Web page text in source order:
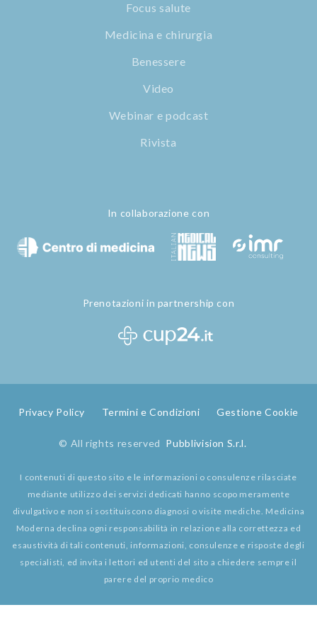
Focus salute
Medicina e chirurgia
Benessere
Video
Webinar e podcast
Rivista
In collaborazione con
Prenotazioni in partnership con
Privacy Policy Termini e Condizioni Gestione Cookie
© All rights reserved Pubblivision S.r.l.
I contenuti di questo sito e le informazioni o consulenze rilasciate
mediante utilizzo dei servizi dedicati hanno scopo meramente
divulgativo e non si sostituiscono diagnosi o visite mediche. Medicina
Moderna declina ogni responsabilità in relazione alla correttezza ed
esaustività di tali contenuti, informazioni, consulenze e risposte degli
specialisti, ed invita i lettori ed utenti del sito a chiedere sempre il
parere del proprio medico